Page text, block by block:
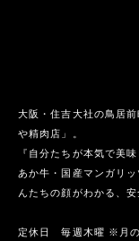
大阪・住吉大社の鳥居
や精肉店」。
『自分たちが本気で美
あか牛・国産マンガリ
んたちの顔がわかる、
定休日 毎週木曜 ※月の